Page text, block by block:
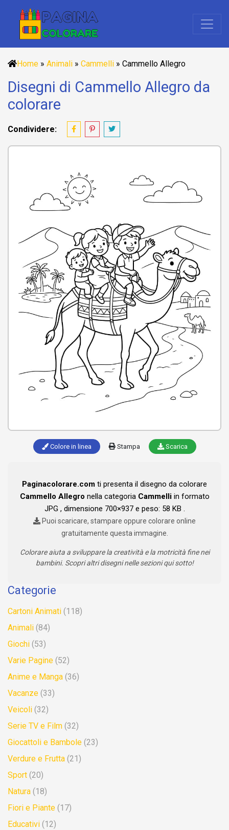
Home » Animali » Cammelli » Cammello Allegro
Disegni di Cammello Allegro da
colorare
Condividere:
Colore in linea Stampa Scarica
Paginacolorare.com ti presenta il disegno da colorare
Cammello Allegro nella categoria Cammelliin formato
JPG , dimensione 700×937 e peso: 58 KB .
Puoi scaricare, stampare oppure colorare online
gratuitamente questa immagine.
Colorare aiuta a sviluppare la creatività e la motricità fine nei
bambini. Scopri altri disegni nelle sezioni qui sotto!
Categorie
Cartoni Animati (118)
Animali (84)
Giochi (53)
Varie Pagine (52)
Anime e Manga (36)
Vacanze (33)
Veicoli (32)
Serie TV e Film (32)
Giocattoli e Bambole (23)
Verdure e Frutta (21)
Sport (20)
Natura (18)
Fiori e Piante (17)
Educativi (12)